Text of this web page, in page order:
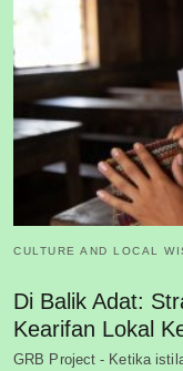
CULTURE AND LOCAL
Di Balik Adat:
Kearifan Lokal
GRB Project - Ketika